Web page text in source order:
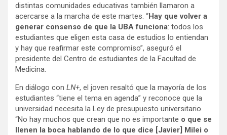
distintas comunidades educativas también llamaron a
acercarse a la marcha de este martes. “Hay que volver a
generar consenso de que la UBA funciona: todos los
estudiantes que eligen esta casa de estudios lo entiendan
y hay que reafirmar este compromiso”, aseguró el
presidente del Centro de estudiantes de la Facultad de
Medicina.
En diálogo con LN+, el joven resaltó que la mayoría de los
estudiantes “tiene el tema en agenda” y reconoce que la
universidad necesita la Ley de presupuesto universitario.
“No hay muchos que crean que no es importante o que se
llenen la boca hablando de lo que dice [Javier] Milei o